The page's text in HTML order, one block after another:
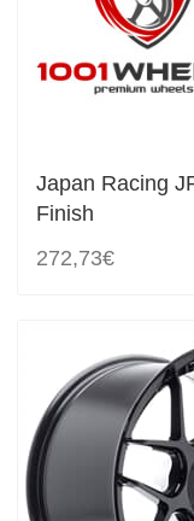
Japan Racing
Finish
272,73€